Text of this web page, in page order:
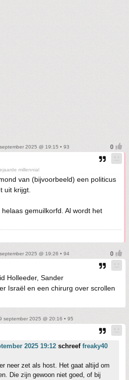
2025 @ 19:15 • 93
millennial
van (bijvoorbeeld) een politicus
uit krijgt.
gemuilkorfd. Al wordt het
2025 @ 19:26 • 94
Holleeder, Sander
Israël en een chirurg over scrollen
september 2025 @ 20:16 • 95
2025 19:12 schreef freaky40
neer zet als host. Het gaat altijd om
Die zijn gewoon niet goed, of bij